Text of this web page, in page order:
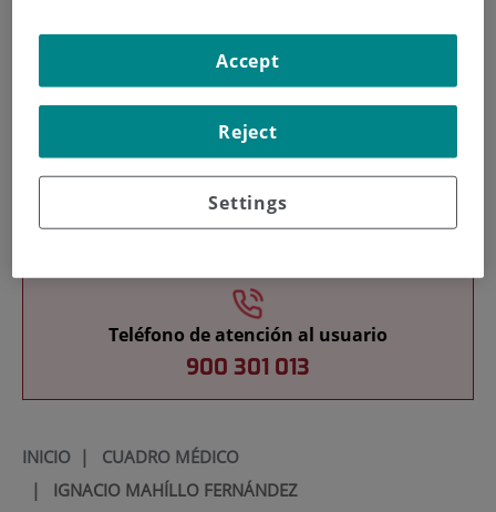
Docencia
Teléfono de atención al usuario
900 301 013
INICIO| CUADRO MÉDICO
| IGNACIO MAHÍLLO FERNÁNDEZ
Settings
Reject
Accept